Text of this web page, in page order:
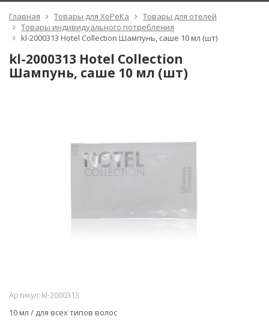
Главная Товары для ХоРеКа
Товары для отелей
Товары индивидуального потребления
kl-2000313 Hotel Collection Шампунь, саше 10 мл (шт)
kl-2000313 Hotel Collection
Шампунь, саше 10 мл (шт)
Артикул: kl-2000313
10 мл / для всех типов волос